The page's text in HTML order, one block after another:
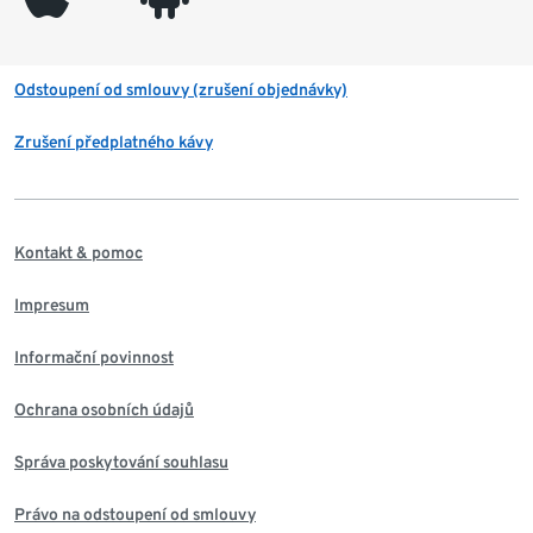
Odstoupení od smlouvy (zrušení objednávky)
Zrušení předplatného kávy
Kontakt & pomoc
Impresum
Informační povinnost
Ochrana osobních údajů
Správa poskytování souhlasu
Právo na odstoupení od smlouvy